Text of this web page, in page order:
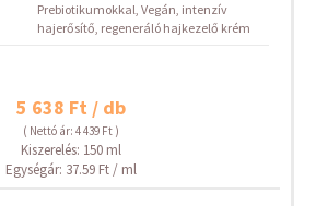
Prebiotikumokkal, Vegán, intenzív
hajerősítő, regeneráló hajkezelő krém
5 638 Ft / db
( Nettó ár: 4 439 Ft )
Kiszerelés: 150 ml
Egységár: 37.59 Ft / ml